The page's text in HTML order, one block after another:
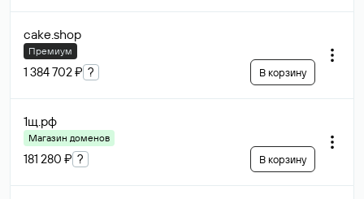
cake.shop
Премиум
1 384 702 ₽ ? В корзину
1щ.рф
Магазин доменов
181 280 ₽ ? В корзину